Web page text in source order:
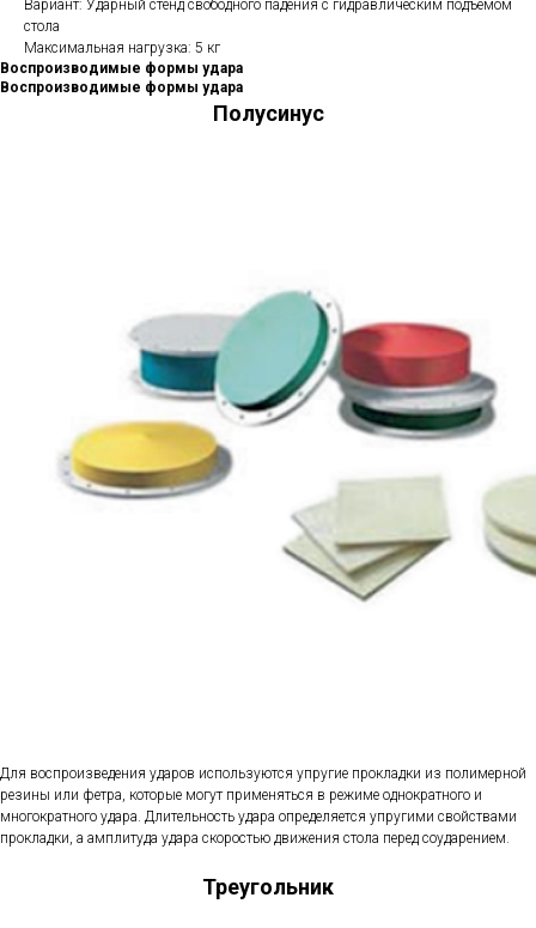
Вариант: Ударный стенд свободного падения с гидравлическим подъемом
стола
Максимальная нагрузка: 5 кг
Воспроизводимые формы удара
Воспроизводимые формы удара
Полусинус
Для воспроизведения ударов используются упругие прокладки из полимерной
резины или фетра, которые могут применяться в режиме однократного и
многократного удара. Длительность удара определяется упругими свойствами
прокладки, а амплитуда удара скоростью движения стола перед соударением.
Треугольник